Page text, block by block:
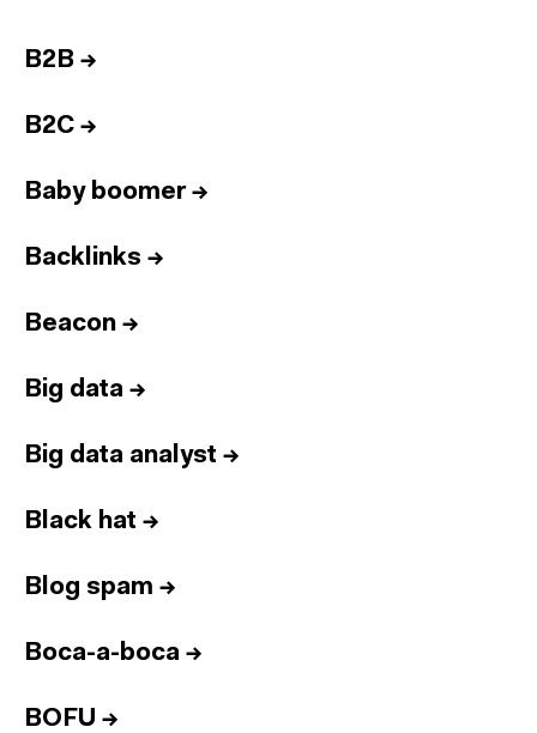
B2B →
B2C →
Baby boomer→
Backlinks →
Beacon →
Big data →
Big data analyst →
Black hat →
Blog spam →
Boca-a-boca →
BOFU →